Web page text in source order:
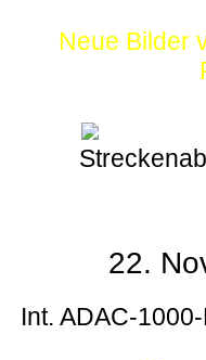
Neue Bilder
22.
Int. ADAC-